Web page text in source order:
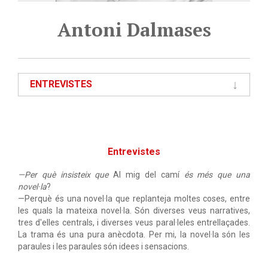
Antoni Dalmases
ENTREVISTES
Entrevistes
—Per què insisteix queAl mig del camí és més que una
novel·la?
—Perquè és una novel·la que replanteja moltes coses, entre
les quals la mateixa novel·la. Són diverses veus narratives,
tres d'elles centrals, i diverses veus paral·leles entrellaçades.
La trama és una pura anècdota. Per mi, la novel·la són les
paraules i les paraules són idees i sensacions.